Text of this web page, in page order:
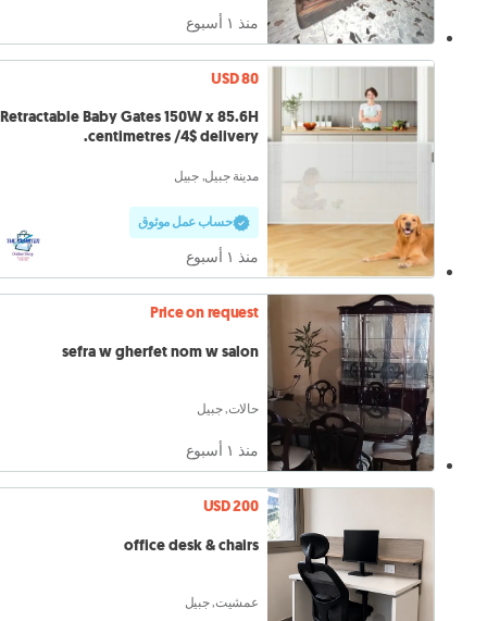
منذ ١ أسبوع
USD 80
Retractable Baby Gates 150W x 85.6H
centimetres /4$ delivery.
مدينة جبيل, جبيل
حساب عمل موثوق
منذ ١ أسبوع
Price on request
sefra w gherfet nom w salon
حالات, جبيل
منذ ١ أسبوع
USD 200
office desk & chairs
عمشيت, جبيل